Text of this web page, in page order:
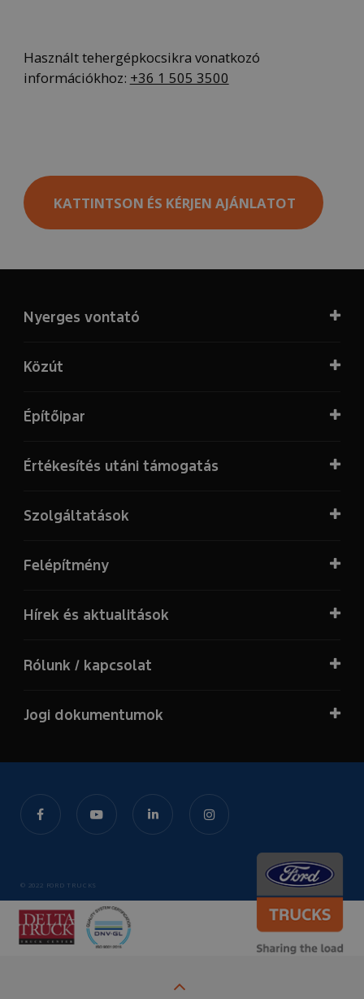
Használt tehergépkocsikra vonatkozó
információkhoz: +36 1 505 3500
KATTINTSON ÉS KÉRJEN AJÁNLATOT
Nyerges vontató
Közút
Építőipar
Értékesítés utáni támogatás
Szolgáltatások
Felépítmény
Hírek és aktualitások
Rólunk / kapcsolat
Jogi dokumentumok
© 2022 FORD TRUCKS